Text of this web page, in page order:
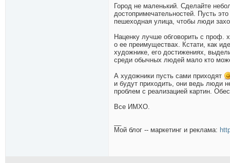
Город не маленький. Сделайте
достопримечательностей. Пусть
пешеходная улица, чтобы люди
Наценку лучше обговорить с проф.
о ее преимуществах. Кстати, как
художнике, его достижениях,
среди обычных людей мало кто
А художники пусть сами приходят
и будут приходить, они ведь люди
проблем с реализацией картин.
Все ИМХО.
Мой блог -- маркетинг и реклама: